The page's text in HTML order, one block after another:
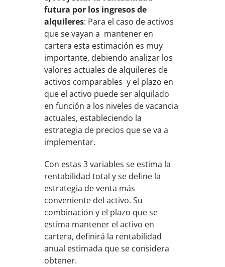
futura por los ingresos de
alquileres: Para el caso de activos
que se vayan a mantener en
cartera esta estimación es muy
importante, debiendo analizar los
valores actuales de alquileres de
activos comparables y el plazo en
que el activo puede ser alquilado
en función a los niveles de vacancia
actuales, estableciendo la
estrategia de precios que se va a
implementar.
Con estas 3 variables se estima la
rentabilidad total y se define la
estrategia de venta más
conveniente del activo. Su
combinación y el plazo que se
estima mantener el activo en
cartera, definirá la rentabilidad
anual estimada que se considera
obtener.